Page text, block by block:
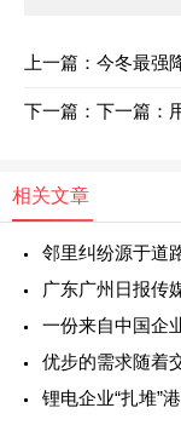
上一篇： 今冬最强
下一篇： 下一篇：
相关文章
邻里纠纷源于道
广东广州日报传
一份来自中国企
优步的需求随着
锂电企业“扎堆”